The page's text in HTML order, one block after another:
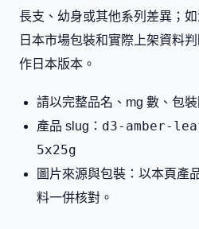
長支、幼身或其他系列差異；
日本市場包裝和實際上架資料
作日本版本。
請以完整品名、mg 數、包
產品 slug： d3-amber-
5x25g
圖片來源與包裝：以本頁產
料一併核對。